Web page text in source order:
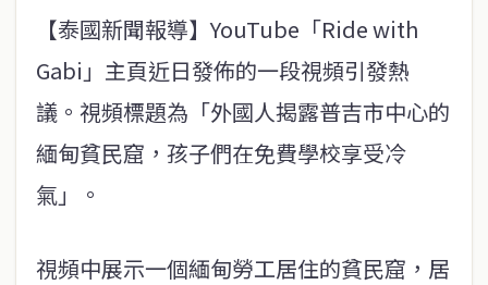
【泰國新聞報導】YouTube「Ride with
Gabi」主頁近日發佈的一段視頻引發熱
議。視頻標題為「外國人揭露普吉市中心的
緬甸貧民窟，孩子們在免費學校享受冷
氣」。
視頻中展示一個緬甸勞工居住的貧民窟，居